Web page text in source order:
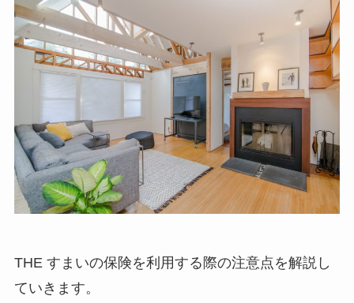
THE すまいの保険を利用する際の注意点を解説し
ていきます。